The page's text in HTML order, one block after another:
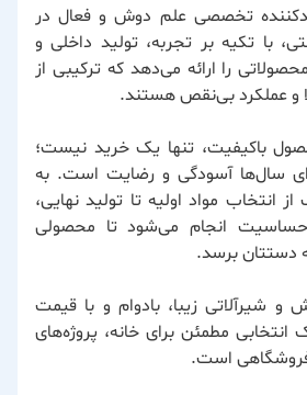
تخصصی علم دوش و فعال در
با تکیه بر تجربه، تولید داخلی و
را ارائه می‌دهد که ترکیبی از
و عملکرد بی‌نقص هستند.
باکیفیت، تنها یک خرید نیست؛
سال‌ها آسودگی و رضایت است. به
انتخاب مواد اولیه تا تولید نهایی،
انجام می‌شود تا محصولی
دستتان برسد.
و شیرآلاتی زیبا، بادوام و با قیمت
مطمئن برای خانه، پروژه‌های
فروشگاهی است.